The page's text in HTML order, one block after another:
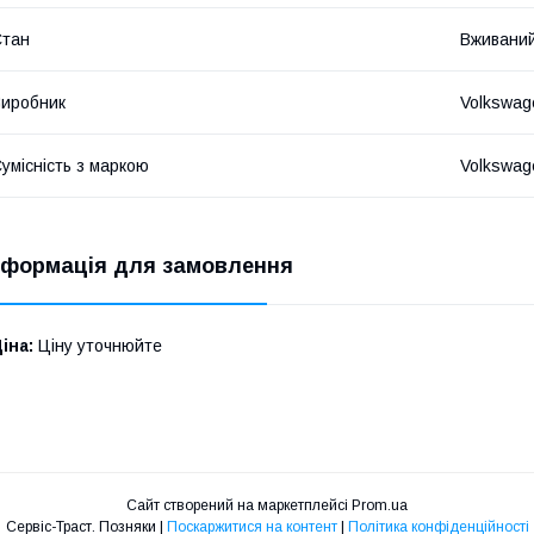
з маркою
для замовлення
Ціну уточнюйте
Сайт створений на маркетплейсі Prom.ua
Поскаржитися на контент Політика конфіденційності